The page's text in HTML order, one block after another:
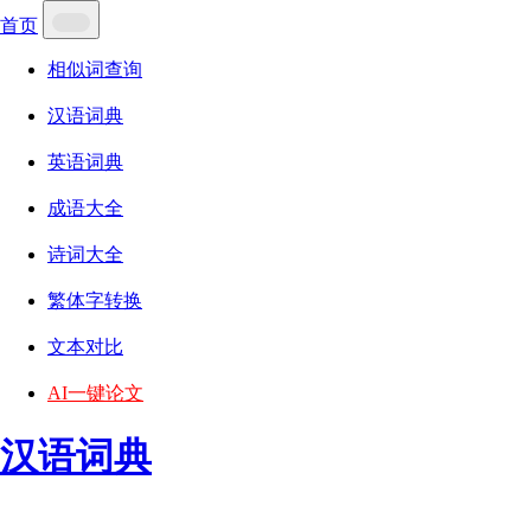
首页
相似词查询
汉语词典
英语词典
成语大全
诗词大全
繁体字转换
文本对比
AI一键论文
汉语词典